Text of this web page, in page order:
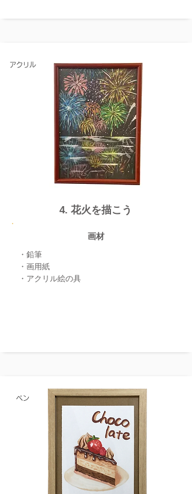
アクリル
​4. 花火を描こう
画材
・鉛筆
・画用紙
・アクリル絵の具
ペン